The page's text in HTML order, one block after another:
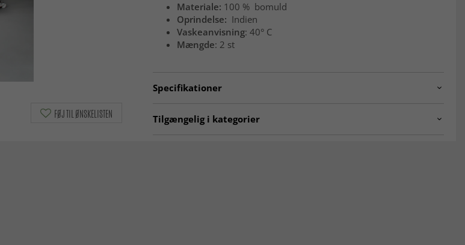
Materiale: 100 % bomuld
Oprindelse: Indien
Vaskeanvisning: 40° C
Mængde: 2 st
Specifikationer
Tilgængelig i kategorier
FØJ TIL ØNSKELISTEN